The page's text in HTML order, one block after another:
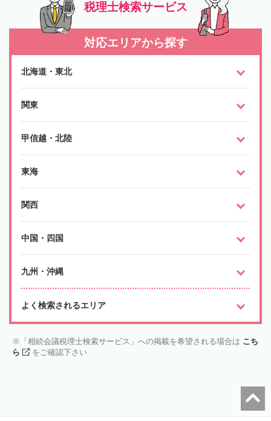
税理士検索サービス
対応エリアから探す
北海道・東北
関東
甲信越・北陸
東海
関西
中国・四国
九州・沖縄
よく検索されるエリア
「相続会議税理士検索サービス」への掲載を希望される場合は こち
ら
をご確認下さい